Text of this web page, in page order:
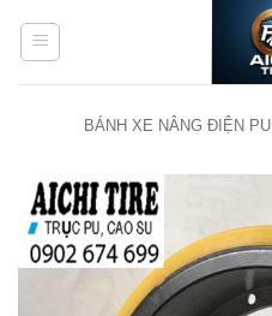
BÁNH XE NÂNG ĐIỆN PU